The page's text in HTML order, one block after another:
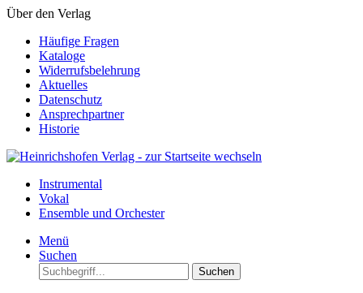
Über den Verlag
Häufige Fragen
Kataloge
Widerrufsbelehrung
Aktuelles
Datenschutz
Ansprechpartner
Historie
Instrumental
Vokal
Ensemble und Orchester
Menü
Suchen
Suchen